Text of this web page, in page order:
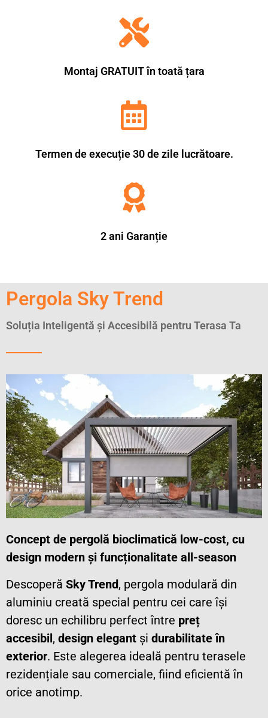
Montaj GRATUIT în toată țara
Termen de execuție 30 de zile lucrătoare.
2 ani Garanție
Pergola Sky Trend
Soluția Inteligentă și Accesibilă pentru Terasa Ta
Concept de pergolă bioclimatică low-cost, cu
design modern și funcționalitate all-season
Descoperă Sky Trend, pergola modulară din
aluminiu creată special pentru cei care își
doresc un echilibru perfect între preț
accesibil, design elegant și durabilitate în
exterior. Este alegerea ideală pentru terasele
rezidențiale sau comerciale, fiind eficientă în
orice anotimp.